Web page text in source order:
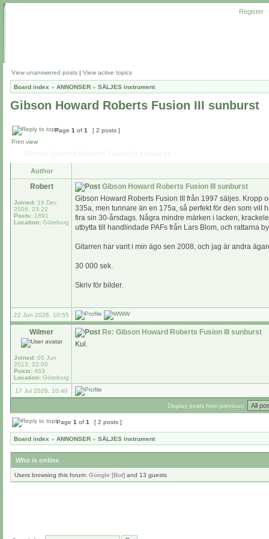
Register
View unanswered posts | View active topics
Board index » ANNONSER » SÄLJES instrument
Gibson Howard Roberts Fusion III sunburst
Page 1 of 1
[ 2 posts ]
Print view
Author
Robert
Joined: 19 Dec
2008, 23:22
Posts: 1891
Location: Göteborg
Gibson Howard Roberts Fusion III sunburst
Gibson Howard Roberts Fusion III från 1997 säljes. Kropp
335a, men tunnare än en 175a, så perfekt för den som vill
fira sin 30-årsdags. Några mindre märken i lacken,
utbytta till handlindade PAFs från Lars Blom, och rattarna
Gitarren har varit i min ägo sen 2008, och jag är andra
30 000 sek.
Skriv för bilder.
22 Jun 2026, 10:55
Wilmer
Joined: 05 Jun
2013, 22:00
Posts: 463
Location: Göteborg
Re: Gibson Howard Roberts Fusion III sunburst
Kul.
17 Jul 2026, 10:40
Display posts from previous:
Page 1 of 1 [ 2 posts ]
Board index » ANNONSER » SÄLJES instrument
Who is online
Users browsing this forum: Google [Bot] and 13 guests